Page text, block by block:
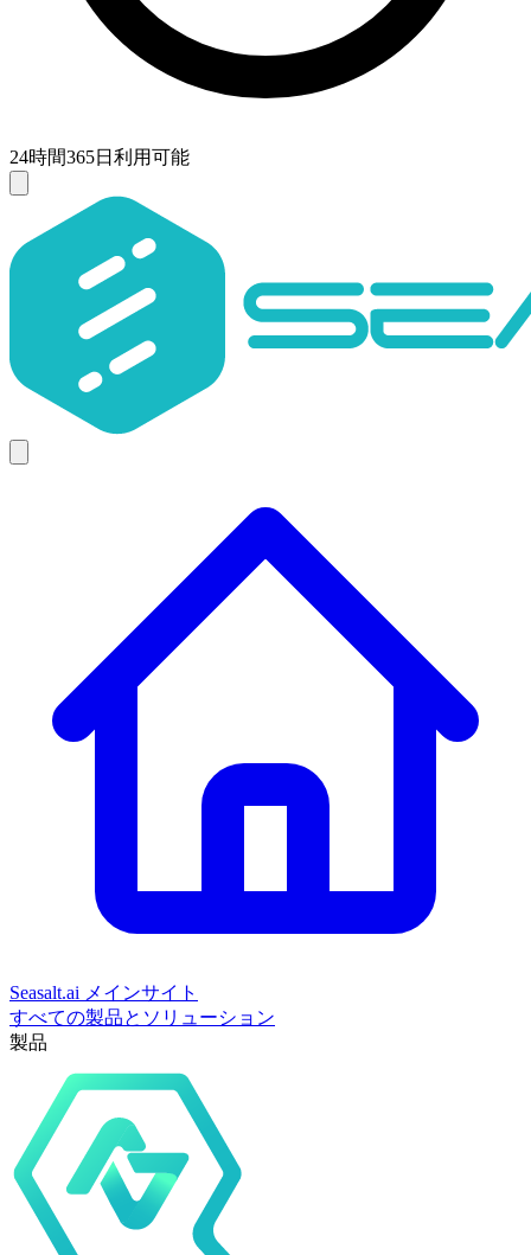
24時間365日利用可能
Seasalt.ai メインサイト
すべての製品とソリューション
製品